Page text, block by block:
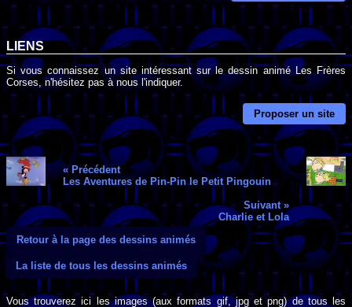
LIENS
Si vous connaissez un site intéressant sur le dessin animé Les Frères
Corses, n'hésitez pas à nous l'indiquer.
Proposer un site
« Précédent
Les Aventures de Pin-Pin le Petit Pingouin
Suivant »
Charlie et Lola
Retour à la page des dessins animés
La liste de tous les dessins animés
Vous trouverez ici les images (aux formats gif, jpg et png) de tous les